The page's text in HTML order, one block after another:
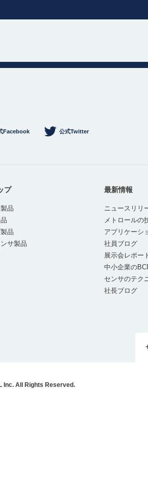
Facebook 公式Twitter
プ
品
品
サ製品
最新情報
ニュースリリ
メトロールの
アプリケーシ
社員ブログ
展示会レポー
中小企業の
センサのテク
社長ブログ
Inc. All Rights Reserved.